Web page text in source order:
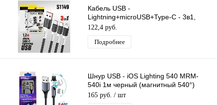
Кабель USB -
Lightning+microUSB+Type-C - 3в1,
Ugetus X83 длина 1,2м
122,4 руб.
Подробнее
Шнур USB - iOS Lighting 540 MRM-
540i 1м черный (магнитный 540°)
сменный разъем на магните, кабель
165 руб. / шт